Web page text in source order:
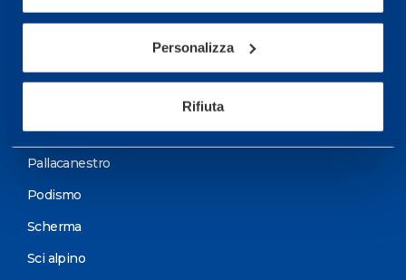
Personalizza
Rifiuta
Motorsports
Pallacanestro
Podismo
Scherma
Sci alpino